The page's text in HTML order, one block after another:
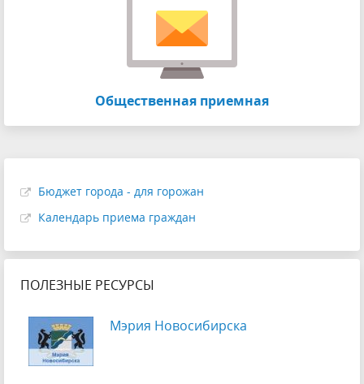
Общественная приемная
Бюджет города - для горожан
Календарь приема граждан
ПОЛЕЗНЫЕ РЕСУРСЫ
Мэрия Новосибирска